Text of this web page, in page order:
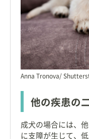
Anna Tronova/
他の疾患の
成犬の場合には、
に支障が生じて、